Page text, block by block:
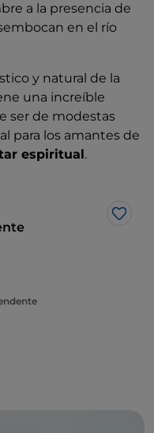
a la presencia de
en el río
y natural de la
una increíble
ser de modestas
para los amantes de
espiritual .
Me